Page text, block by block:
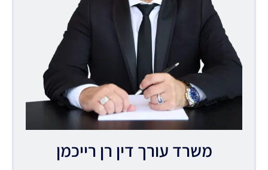
משרד עורך דין רן רייכמן